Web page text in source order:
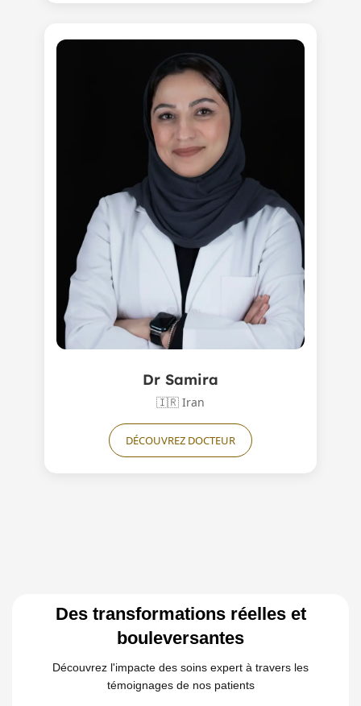
Dr Samira
🇮🇷 Iran
DÉCOUVREZ DOCTEUR
Des transformations réelles et
bouleversantes
Découvrez l'impacte des soins expert à travers les
témoignages de nos patients